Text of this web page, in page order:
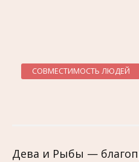
СОВМЕСТИМОСТЬ ЛЮДЕЙ
Дева и Рыбы —